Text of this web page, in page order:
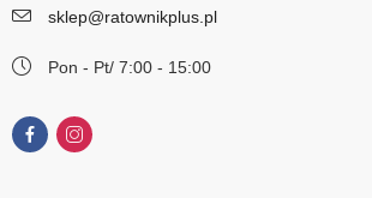
sklep@ratownikplus.pl
Pon - Pt/ 7:00 - 15:00